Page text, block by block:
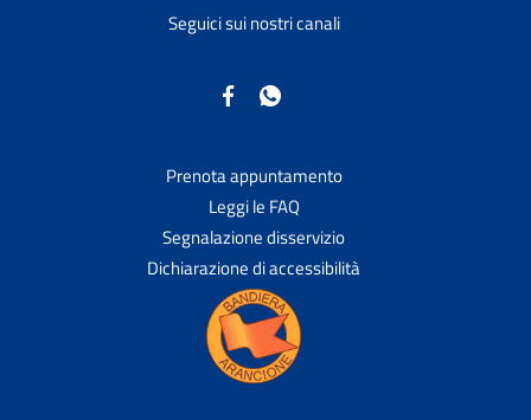
Seguici sui nostri canali
Prenota appuntamento
Leggi le FAQ
Segnalazione disservizio
Dichiarazione di accessibilità